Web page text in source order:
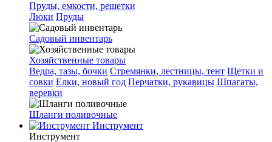
Пруды, емкости, решетки
Люки Пруды
Садовый инвентарь
Хозяйственные товары
Ведра, тазы, бочки Стремянки, лестницы, тент Щетки и
совки Елки, новый год Перчатки, рукавицы Шпагаты,
веревки
Шланги поливочные
Инструмент
Инструмент